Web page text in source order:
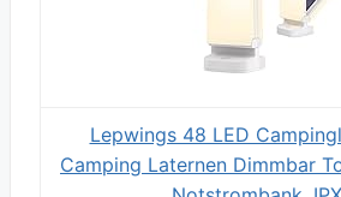
Lepwings 48 LED
Camping Laternen Dimmbar